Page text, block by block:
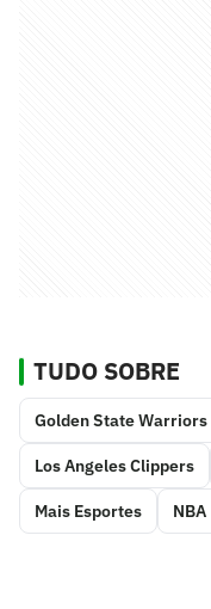
TUDO SOBRE
Golden State Warriors
Los Angeles Clippers
Mais Esportes NBA